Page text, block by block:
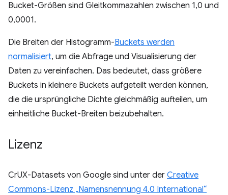
Bucket-Größen sind Gleitkommazahlen zwischen 1,0 und
0,0001.
Die Breiten der Histogramm-Buckets werden
normalisiert, um die Abfrage und Visualisierung der
Daten zu vereinfachen. Das bedeutet, dass größere
Buckets in kleinere Buckets aufgeteilt werden können,
die die ursprüngliche Dichte gleichmäßig aufteilen, um
einheitliche Bucket-Breiten beizubehalten.
Lizenz
CrUX-Datasets von Google sind unter der Creative
Commons-Lizenz „Namensnennung 4.0 International“